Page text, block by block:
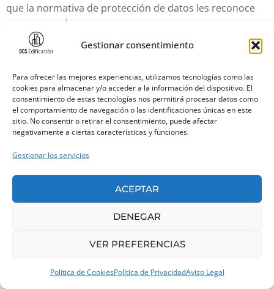
Gestionar consentimiento
Para ofrecer las mejores experiencias, utilizamos tecnologías como las
cookies para almacenar y/o acceder a la información del dispositivo. El
consentimiento de estas tecnologías nos permitirá procesar datos como
el comportamiento de navegación o las identificaciones únicas en este
sitio. No consentir o retirar el consentimiento, puede afectar
negativamente a ciertas características y funciones.
Gestionar los servicios
ACEPTAR
DENEGAR
VER PREFERENCIAS
Política de CookiesPolítica de PrivacidadAviso Legal
que la normativa de protección de datos les reconoce
www.aepd.es
8. ¿ESTÁN
SEGUROS MIS
DATOS?
SAMUEL MEDINA LEON tiene vigente un contrato con la
empresa de Hosting Host Europe GmbH para el
alojamiento de su página web. Es una empresa europea
y dispone de los últimos sistemas en medidas de
En todo caso, SAMUEL MEDINA LEON garantiza la
tratamiento confidencial de sus datos habida cuenta del